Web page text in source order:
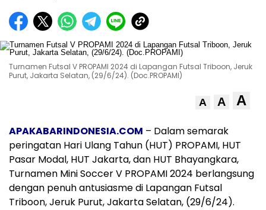
Turnamen Futsal V PROPAMI 2024 di Lapangan Futsal Triboon, Jeruk
Purut, Jakarta Selatan, (29/6/24). (Doc.PROPAMI)
A A A
APAKABARINDONESIA.COM – Dalam semarak
peringatan Hari Ulang Tahun (HUT) PROPAMI, HUT
Pasar Modal, HUT Jakarta, dan HUT Bhayangkara,
Turnamen Mini Soccer V PROPAMI 2024 berlangsung
dengan penuh antusiasme di Lapangan Futsal
Triboon, Jeruk Purut, Jakarta Selatan, (29/6/24).